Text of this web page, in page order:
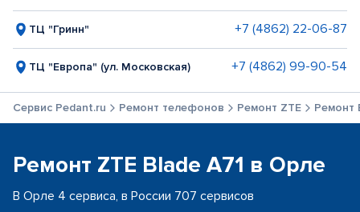
ТЦ "Гринн" +7 (4862) 22-06-87
ТЦ "Европа" (ул. Московская) +7 (4862) 99-90-54
Сервис Pedant.ru Ремонт телефонов Ремонт ZTE Ремонт
Ремонт ZTE Blade A71 в Орле
В Орле 4 сервиса, в России 707 сервисов